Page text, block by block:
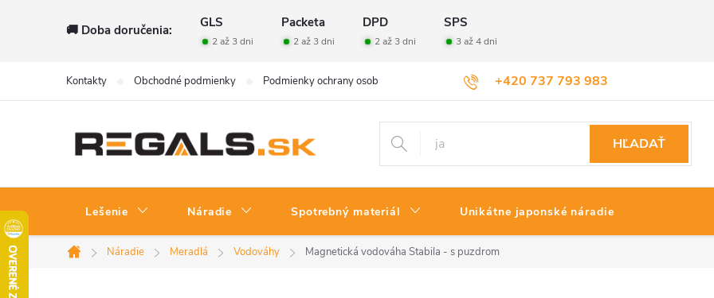
🚚 Doba doručenia: GLS Packeta DPD SPS
2 až 3 dni 2 až 3 dni 2 až 3 dni 3 až 4 dni
+420 737 793 983
Kontakty Obchodné podmienky Podmienky ochrany osobných údajov Veľkoobchod Vrátenie tovaru
HĽADAŤ
Lešenie Náradie Spotrebný materiál Unikátne japonské náradie
Domov
Náradie Meradlá Vodováhy Magnetická vodováha Stabila - s puzdrom